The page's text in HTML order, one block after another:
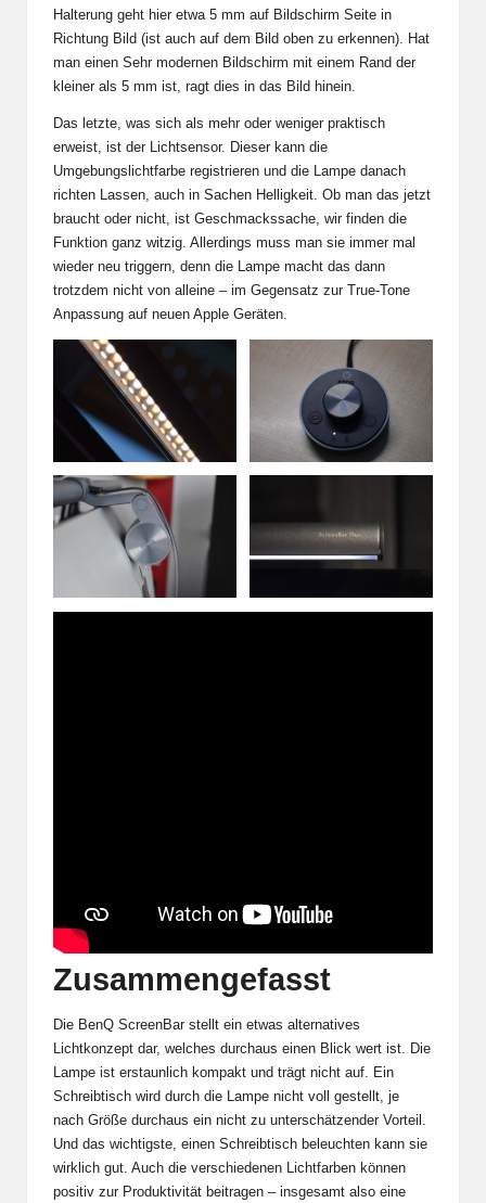
Halterung geht hier etwa 5 mm auf Bildschirm Seite in
Richtung Bild (ist auch auf dem Bild oben zu erkennen). Hat
man einen Sehr modernen Bildschirm mit einem Rand der
kleiner als 5 mm ist, ragt dies in das Bild hinein.
Das letzte, was sich als mehr oder weniger praktisch
erweist, ist der Lichtsensor. Dieser kann die
Umgebungslichtfarbe registrieren und die Lampe danach
richten Lassen, auch in Sachen Helligkeit. Ob man das jetzt
braucht oder nicht, ist Geschmackssache, wir finden die
Funktion ganz witzig. Allerdings muss man sie immer mal
wieder neu triggern, denn die Lampe macht das dann
trotzdem nicht von alleine – im Gegensatz zur True-Tone
Anpassung auf neuen Apple Geräten.
Zusammengefasst
Die BenQ ScreenBar stellt ein etwas alternatives
Lichtkonzept dar, welches durchaus einen Blick wert ist. Die
Lampe ist erstaunlich kompakt und trägt nicht auf. Ein
Schreibtisch wird durch die Lampe nicht voll gestellt, je
nach Größe durchaus ein nicht zu unterschätzender Vorteil.
Und das wichtigste, einen Schreibtisch beleuchten kann sie
wirklich gut. Auch die verschiedenen Lichtfarben können
positiv zur Produktivität beitragen – insgesamt also eine